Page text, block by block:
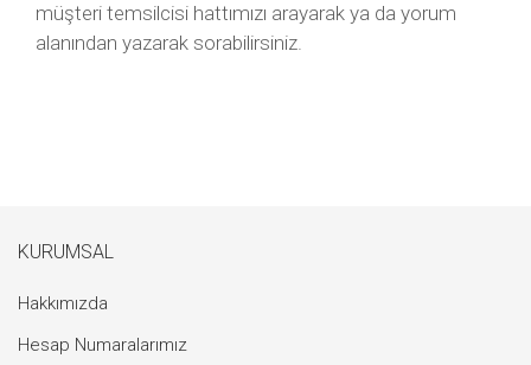
müşteri temsilcisi hattımızı arayarak ya da yorum
alanından yazarak sorabilirsiniz.
KURUMSAL
Hakkımızda
Hesap Numaralarımız